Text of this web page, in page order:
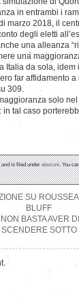
in entrambi i
marzo 2018, il
degli eletti
una alleanza
una
Italia da sola,
far affidamento
309.
solo
tal caso
and is filed underelezioni. You
SU
BLUFF
BASTA AVER